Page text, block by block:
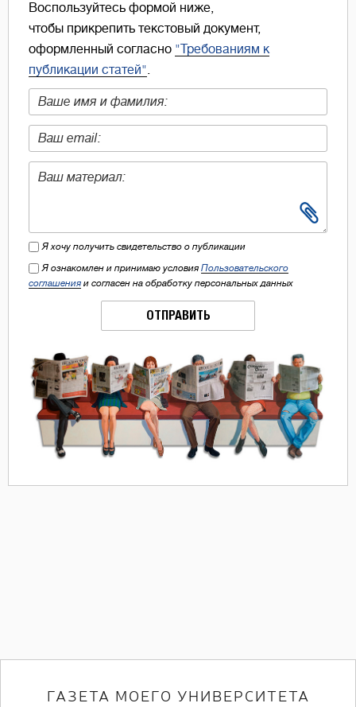
Воспользуйтесь формой ниже,
чтобы прикрепить текстовый документ,
оформленный согласно "Требованиям к
публикации статей".
Я хочу получить свидетельство о публикации
Я ознакомлен и принимаю условия Пользовательского
соглашения и согласен на обработку персональных данных
ОТПРАВИТЬ
ГАЗЕТА МОЕГО УНИВЕРСИТЕТА